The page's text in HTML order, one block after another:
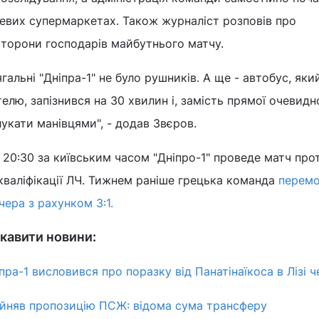
супермаркетах. Також журналіст розповів про
господарів майбутнього матчу.
"Дніпра-1" не було рушників. А ще - автобус,
запізнився на 30 хвилин і, замість прямої
манівцями", - додав Звєров.
за київським часом "Дніпро-1" проведе матч
ЛЧ. Тижнем раніше грецька команда
з рахунком 3:1.
новини:
1 висловився про поразку від Панатінаїкоса в Лізі
пропозицію ПСЖ: відома сума трансферу